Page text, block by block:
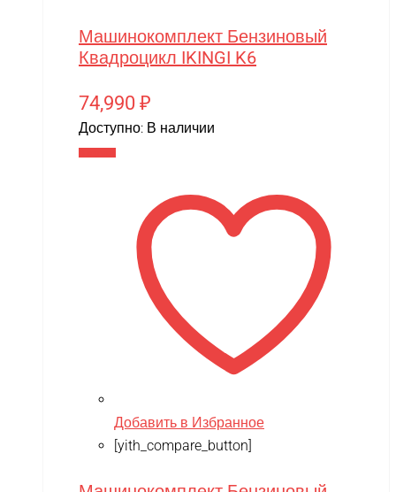
Машинокомплект Бензиновый
Квадроцикл IKINGI K6
74,990 ₽
Доступно: В наличии
Добавить в Избранное
[yith_compare_button]